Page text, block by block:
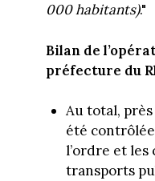
000 habitants)."
Bilan de
préfecture du
Au total,
été
l’ordre et
transports